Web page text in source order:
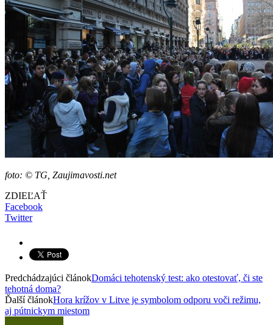
foto: © TG, Zaujimavosti.net
ZDIEĽAŤ
Facebook
Twitter
Predchádzajúci článokDomáci tehotenský test: ako otestovať, či ste
tehotná doma?
Ďalší článokHora krížov v Litve je symbolom odporu voči režimu,
aj pútnickym miestom